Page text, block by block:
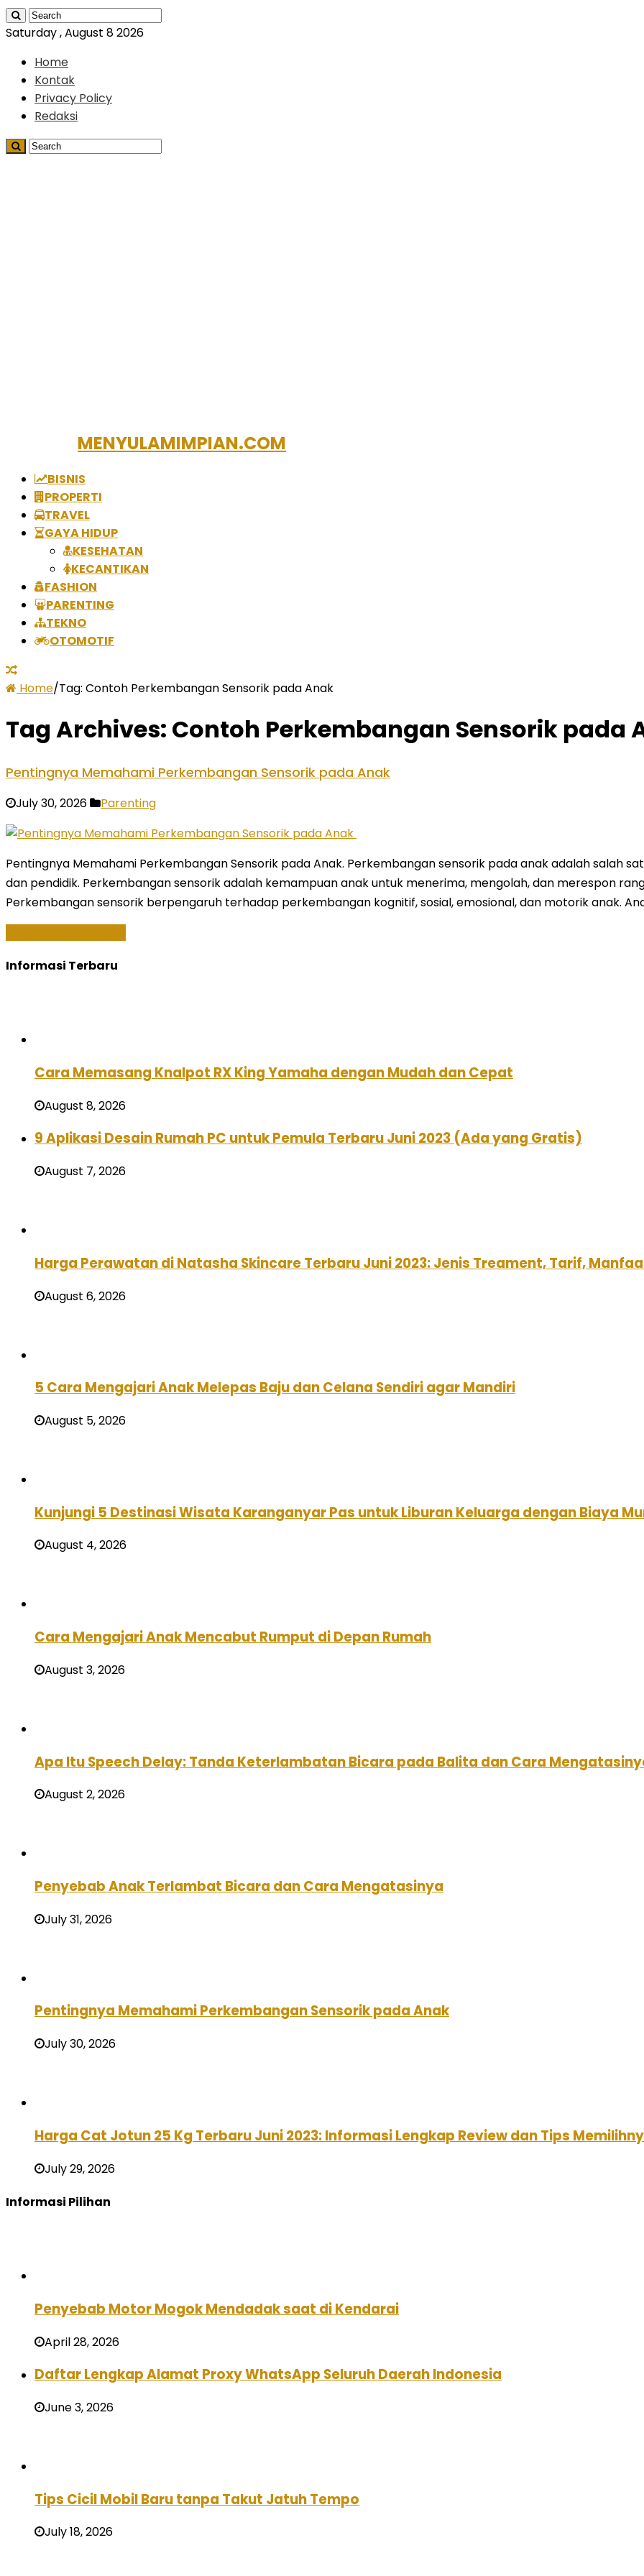
Saturday , August 8 2026
Home
Kontak
Privacy Policy
Redaksi
MENYULAMIMPIAN.COM
BISNIS
PROPERTI
TRAVEL
GAYA HIDUP
KESEHATAN
KECANTIKAN
FASHION
PARENTING
TEKNO
OTOMOTIF
Home/Tag: Contoh Perkembangan Sensorik pada Anak
Tag Archives: Contoh Perkembangan Sensorik pada
Pentingnya Memahami Perkembangan Sensorik pada Anak
July 30, 2026 Parenting
Pentingnya Memahami Perkembangan Sensorik pada Anak. Perkembangan sensorik pada anak adalah salah
dan pendidik. Perkembangan sensorik adalah kemampuan anak untuk menerima, mengolah, dan merespon
Perkembangan sensorik berpengaruh terhadap perkembangan kognitif, sosial, emosional, dan motorik anak.
Informasi Terbaru
Cara Memasang Knalpot RX King Yamaha dengan Mudah dan Cepat
August 8, 2026
9 Aplikasi Desain Rumah PC untuk Pemula Terbaru Juni 2023 (Ada yang Gratis)
August 7, 2026
Harga Perawatan di Natasha Skincare Terbaru Juni 2023: Jenis Treament, Tarif,
August 6, 2026
5 Cara Mengajari Anak Melepas Baju dan Celana Sendiri agar Mandiri
August 5, 2026
Kunjungi 5 Destinasi Wisata Karanganyar Pas untuk Liburan Keluarga dengan Biaya
August 4, 2026
Cara Mengajari Anak Mencabut Rumput di Depan Rumah
August 3, 2026
Apa Itu Speech Delay: Tanda Keterlambatan Bicara pada Balita dan Cara
August 2, 2026
Penyebab Anak Terlambat Bicara dan Cara Mengatasinya
July 31, 2026
Pentingnya Memahami Perkembangan Sensorik pada Anak
July 30, 2026
Harga Cat Jotun 25 Kg Terbaru Juni 2023: Informasi Lengkap Review dan Tips
July 29, 2026
Informasi Pilihan
Penyebab Motor Mogok Mendadak saat di Kendarai
April 28, 2026
Daftar Lengkap Alamat Proxy WhatsApp Seluruh Daerah Indonesia
June 3, 2026
Tips Cicil Mobil Baru tanpa Takut Jatuh Tempo
July 18, 2026